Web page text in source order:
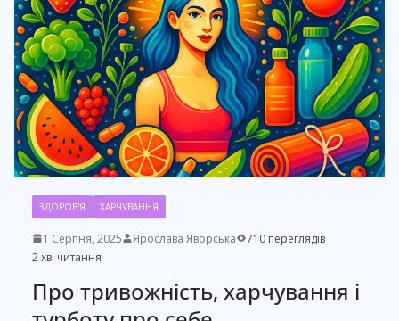
ЗДОРОВ'Я ХАРЧУВАННЯ
1 Серпня, 2025 Ярослава Яворська
710 переглядів
2 хв. читання
Про тривожність, харчування і